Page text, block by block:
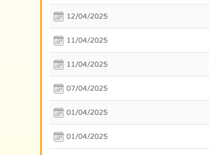
12/04/2025
11/04/2025
11/04/2025
07/04/2025
01/04/2025
01/04/2025